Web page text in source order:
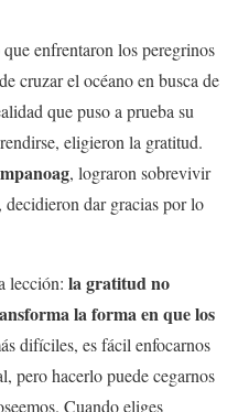
enfrentaron los peregrinos
cruzar el océano en busca de
que puso a prueba su
eligieron la gratitud.
, lograron sobrevivir
dar gracias por lo
lección: la gratitud no
la forma en que los
difíciles, es fácil enfocarnos
pero hacerlo puede cegarnos
Cuando eliges